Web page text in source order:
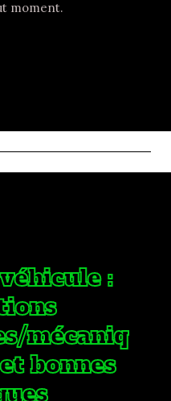
moment.
:
mécaniq
bonnes